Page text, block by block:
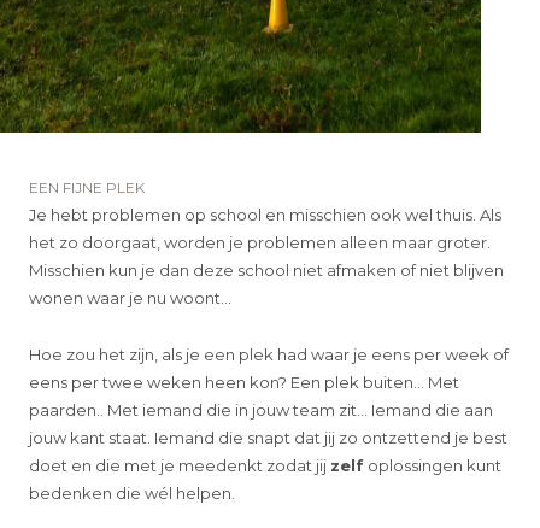
EEN FIJNE PLEK
Je hebt problemen op school en misschien ook wel thuis. Als
het zo doorgaat, worden je problemen alleen maar groter.
Misschien kun je dan deze school niet afmaken of niet blijven
wonen waar je nu woont…
Hoe zou het zijn, als je een plek had waar je eens per week of
eens per twee weken heen kon? Een plek buiten… Met
paarden.. Met iemand die in jouw team zit… Iemand die aan
jouw kant staat. Iemand die snapt dat jij zo ontzettend je best
doet en die met je meedenkt zodat jij zelf oplossingen kunt
bedenken die wél helpen.